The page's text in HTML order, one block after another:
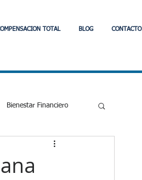
TOTAL BLOG CONTACTO
Bienestar Financiero